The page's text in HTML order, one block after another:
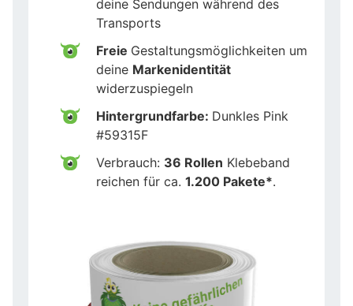
deine Sendungen während des
Transports
Freie Gestaltungsmöglichkeiten um
deine Markenidentität
widerzuspiegeln
Hintergrundfarbe: Dunkles Pink
#59315F
Verbrauch: 36 Rollen Klebeband
reichen für ca. 1.200 Pakete*.